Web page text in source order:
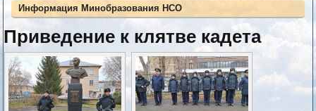
Информация Минобразования НСО
Приведение к клятве кадета